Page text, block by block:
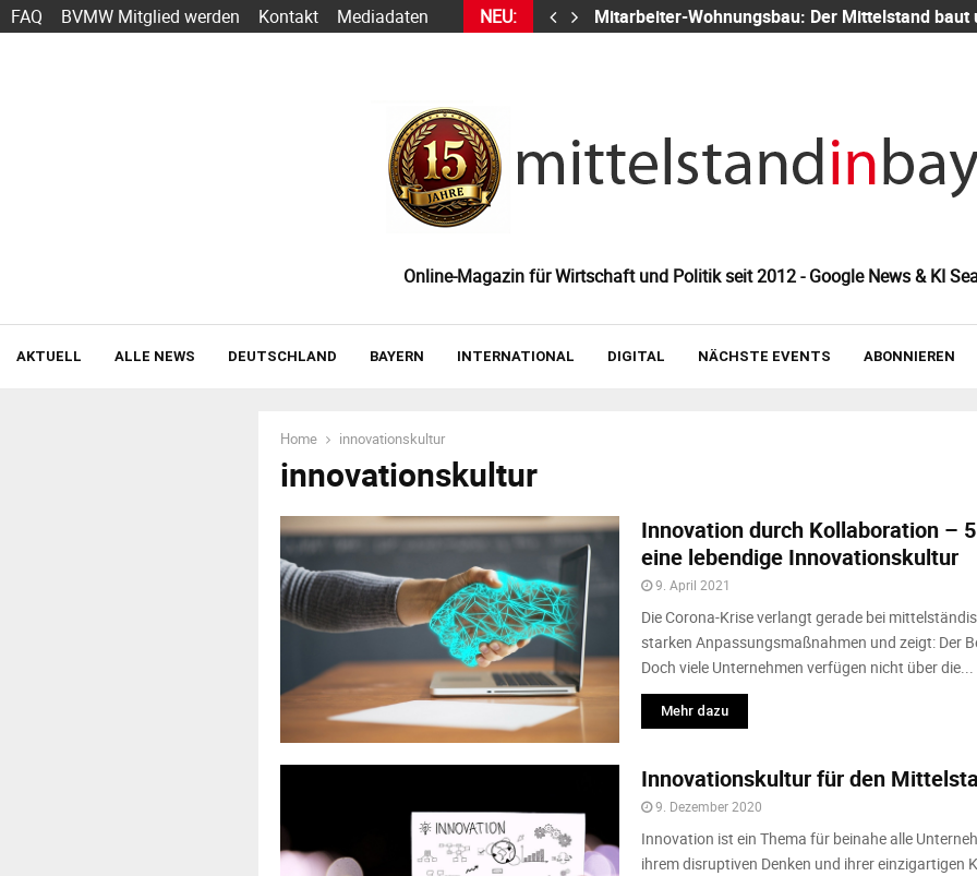
FAQ BVMW Mitglied werden Kontakt Mediadaten NEU:
Sarbacane wird zu Positive User Mitarbeiter-Wohnungsbau: Der Mittelstand baut
Online-Magazin für Wirtschaft und Politik seit 2012 - Google News & KI
AKTUELL ALLE NEWS DEUTSCHLAND BAYERN INTERNATIONAL DIGITAL NÄCHSTE EVENTS ABONNIEREN
Home innovationskultur
innovationskultur
Innovation durch Kollaboration –
eine lebendige Innovationskultur
9. April 2021
Die Corona-Krise verlangt gerade bei
starken Anpassungsmaßnahmen und zeigt: Der
Doch viele Unternehmen verfügen nicht über die...
Mehr dazu
Innovationskultur für den
9. Dezember 2020
Innovation ist ein Thema für beinahe alle
ihrem disruptiven Denken und ihrer einzigartigen